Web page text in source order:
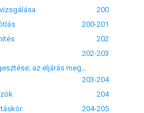
200
200-201
202
202-203
203-204
204
204-205